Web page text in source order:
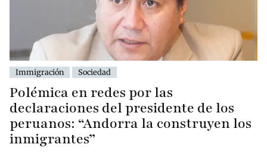
Immigración Sociedad
Polémica en redes por las
declaraciones del presidente de los
peruanos: “Andorra la construyen los
inmigrantes”